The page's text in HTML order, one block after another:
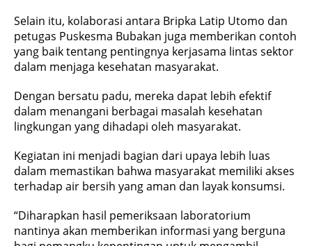
Selain itu, kolaborasi antara Bripka Latip Utomo dan
petugas Puskesma Bubakan juga memberikan contoh
yang baik tentang pentingnya kerjasama lintas sektor
dalam menjaga kesehatan masyarakat.
Dengan bersatu padu, mereka dapat lebih efektif
dalam menangani berbagai masalah kesehatan
lingkungan yang dihadapi oleh masyarakat.
Kegiatan ini menjadi bagian dari upaya lebih luas
dalam memastikan bahwa masyarakat memiliki akses
terhadap air bersih yang aman dan layak konsumsi.
“Diharapkan hasil pemeriksaan laboratorium
nantinya akan memberikan informasi yang berguna